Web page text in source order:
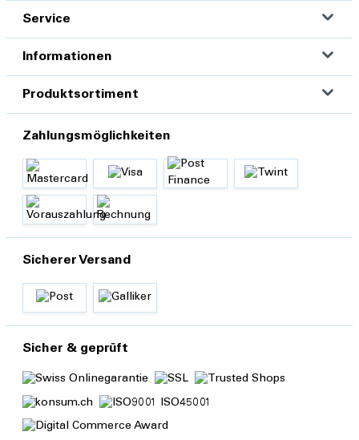
Service
Informationen
Produktsortiment
Zahlungsmöglichkeiten
Sicherer Versand
Sicher & geprüft